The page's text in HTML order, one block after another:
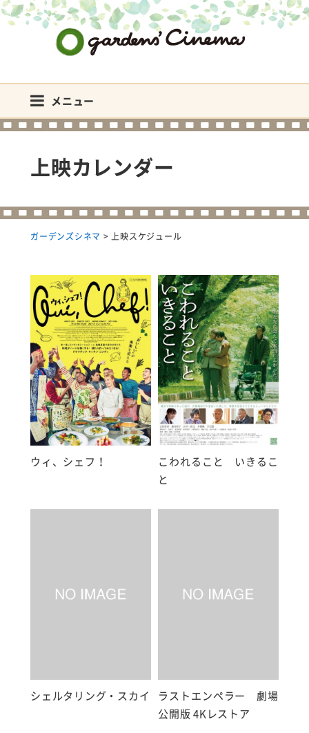
メニュー
上映カレンダー
ガーデンズシネマ >上映スケジュール
ウィ、シェフ！
こわれること いきるこ
と
シェルタリング・スカイ
ラストエンペラー 劇場
公開版 4Kレストア